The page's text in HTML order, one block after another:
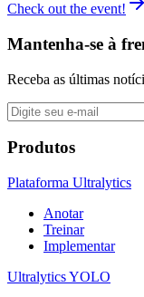
Check out the event!
Mantenha-se à
Receba as últimas
Produtos
Plataforma Ultralytics
Anotar
Treinar
Implementar
Ultralytics YOLO